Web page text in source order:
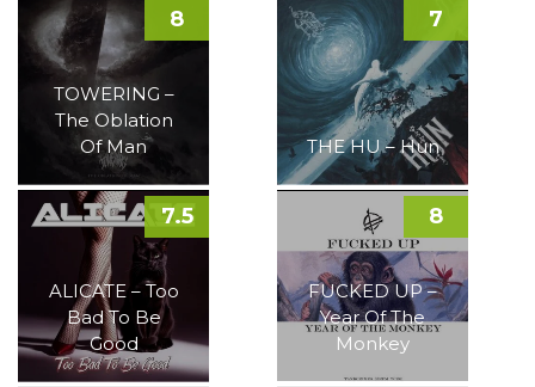
TOWERING –
The Oblation
Of Man
8
THE HU – Hun
7
ALICATE – Too
Bad To Be
Good
7.5
FUCKED UP –
Year Of The
Monkey
8